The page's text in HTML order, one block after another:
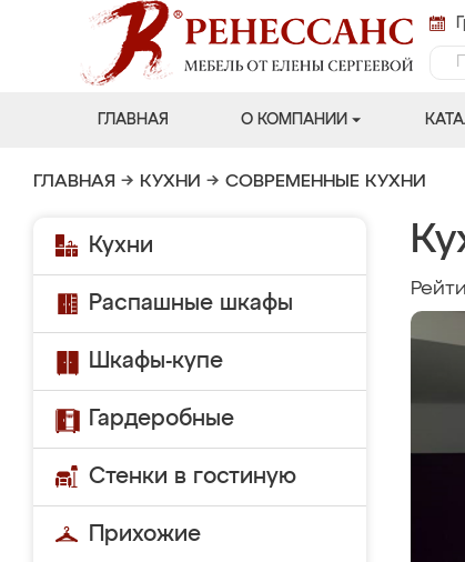
ГЛАВНАЯ О КОМПАНИИ
ГЛАВНАЯ → КУХНИ → СОВРЕМЕННЫЕ КУХНИ
Кухни
Распашные шкафы
Шкафы-купе
Гардеробные
Стенки в гостиную
Прихожие